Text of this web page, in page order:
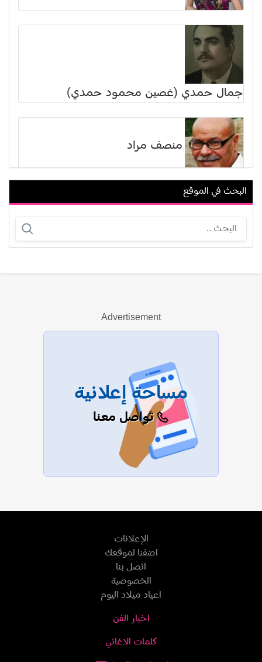
جمال حمدي (غصين محمود حمدي)
منصف مراد
البحث في الموقع
Advertisement
مساحة إعلانية
تواصل معنا
الإعلانات
اضفنا لموقعك
اتصل بنا
الخصوصية
اعياد ميلاد اليوم
اخبار الفن
كلمات الاغاني